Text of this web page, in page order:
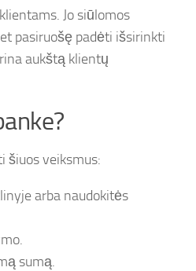
Jo siūlomos
pasiruošę padėti išsirinkti
aukštą klientų
šiuos veiksmus:
arba naudokitės
sumą.